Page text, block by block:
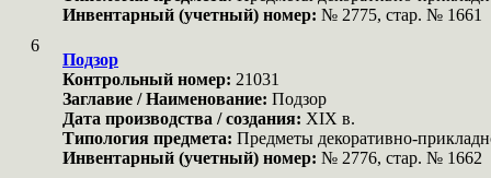
Инвентарный (учетный) номер: № 2775, стар. № 1661
6
Подзор
Контрольный номер: 21031
Заглавие / Наименование: Подзор
Дата производства / создания: XIX в.
Типология предмета: Предметы декоративно-
Инвентарный (учетный) номер: № 2776, стар. № 1662